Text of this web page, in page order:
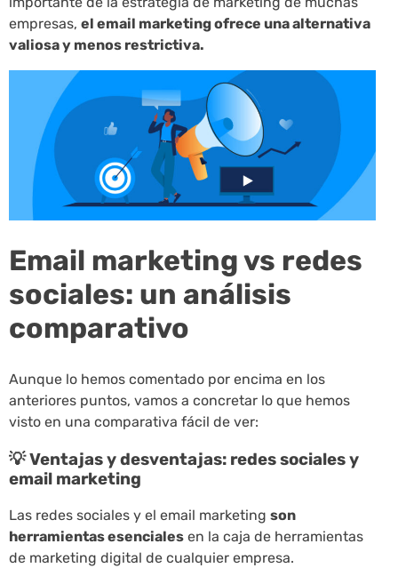
empresas, el email marketing ofrece una alternativa
valiosa y menos restrictiva.
Email marketing vs redes
sociales: un análisis
comparativo
Aunque lo hemos comentado por encima en los
anteriores puntos, vamos a concretar lo que hemos
visto en una comparativa fácil de ver:
💡 Ventajas y desventajas: redes sociales y
email marketing
Las redes sociales y el email marketing son
herramientas esenciales en la caja de herramientas
de marketing digital de cualquier empresa.